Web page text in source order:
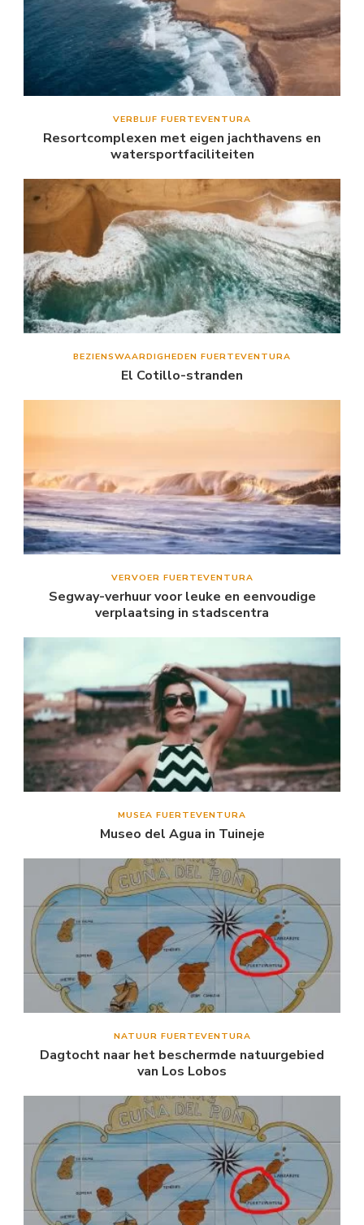
VERBLIJF FUERTEVENTURA
Resortcomplexen met eigen jachthavens en
watersportfaciliteiten
BEZIENSWAARDIGHEDEN FUERTEVENTURA
El Cotillo-stranden
VERVOER FUERTEVENTURA
Segway-verhuur voor leuke en eenvoudige
verplaatsing in stadscentra
MUSEA FUERTEVENTURA
Museo del Agua in Tuineje
NATUUR FUERTEVENTURA
Dagtocht naar het beschermde natuurgebied
van Los Lobos